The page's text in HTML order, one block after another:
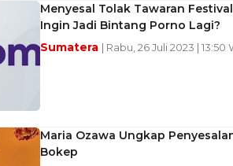
Menyesal Tolak Tawaran
Ingin Jadi Bintang Porno Lagi?
Sumatera | Rabu, 26 Juli 2023 | 13:50
Maria Ozawa Ungkap
Bokep